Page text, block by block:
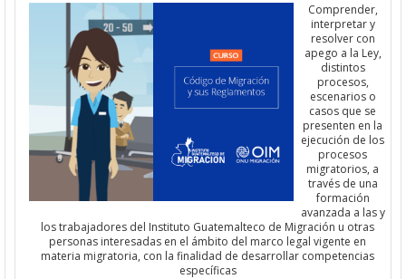
Comprender,
interpretar y
resolver con
apego a la Ley,
distintos
procesos,
escenarios o
casos que se
presenten en la
ejecución de los
procesos
migratorios, a
través de una
formación
avanzada a las y
los trabajadores del Instituto Guatemalteco de Migración u otras
personas interesadas en el ámbito del marco legal vigente en
materia migratoria, con la finalidad de desarrollar competencias
específicas